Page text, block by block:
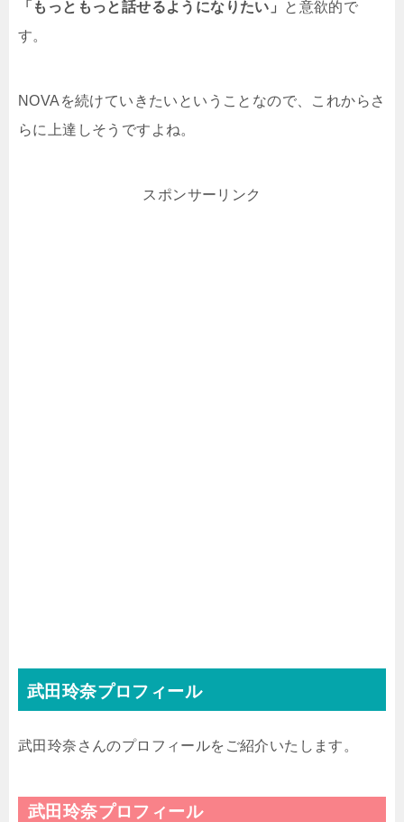
「もっともっと話せるようになりたい」
と意欲的で
す。
NOVAを続けていきたいということなので、これからさ
らに上達しそうですよね。
スポンサーリンク
武田玲奈プロフィール
武田玲奈さんのプロフィールをご紹介いたします。
武田玲奈プロフィール